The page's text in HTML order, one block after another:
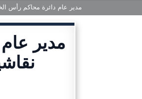
مدير عام دائرة محاكم رأس
مدير